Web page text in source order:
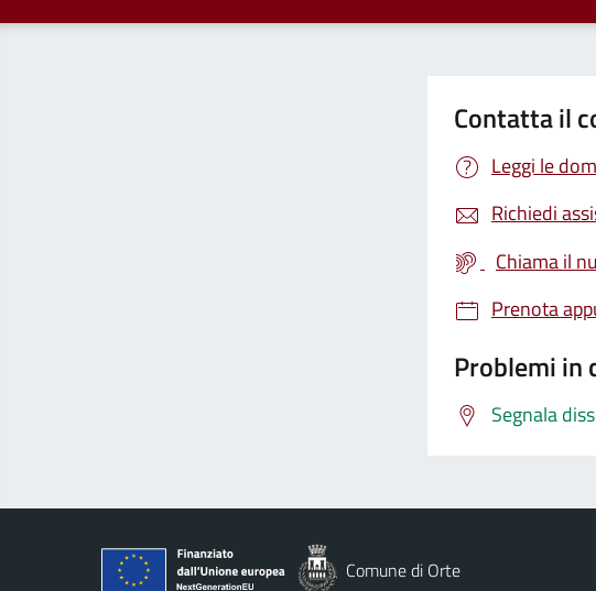
Contatta il
Leggi le
Richiedi
Chiama il
Prenota
Problemi in
Segnala
Comune di Orte